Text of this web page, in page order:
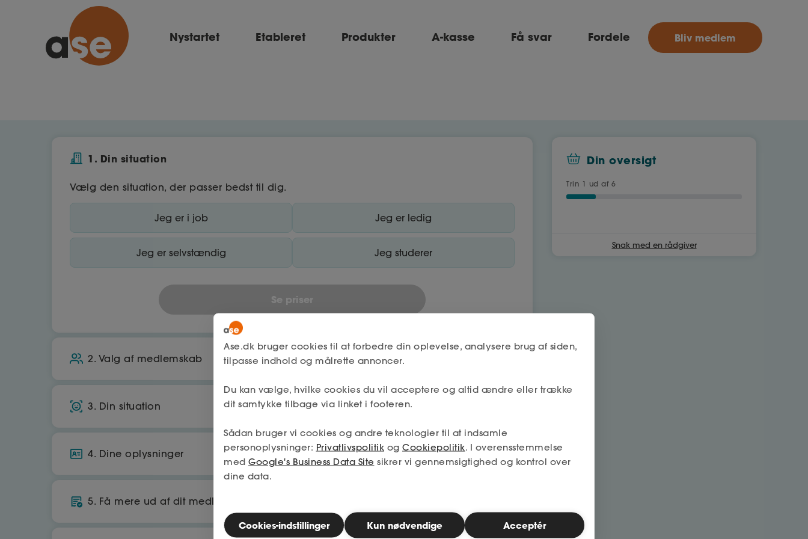
Ase
Nystartet Etableret Produkter A-kasse Få svar Fordele Bliv medlem
1. Din situation
Vælg den situation, der passer bedst til dig.
Jeg er i job Jeg er ledig
Jeg er selvstændig Jeg studerer
Se priser
2. Valg af medlemskab
A-kasse
Økonomisk tryghed, hvis du mister jobbet
Få op til 25.070 kr./md. i dagpenge
3. Din situation
Nej
Arbejder du primært i danmark?
Nej
4. Dine oplysninger
5. Få mere ud af dit medlemskab
Din oversigt
Trin 1 ud af 6
Snak med en rådgiver
Ase.dk bruger cookies til at forbedre din oplevelse, analysere brug af siden,
tilpasse indhold og målrette annoncer.
Du kan vælge, hvilke cookies du vil acceptere og altid ændre eller trække
dit samtykke tilbage via linket i footeren.
Sådan bruger vi cookies og andre teknologier til at indsamle
personoplysninger: Privatlivspolitik og Cookiepolitik. I overensstemmelse
med Google's Business Data Site sikrer vi gennemsigtighed og kontrol over
dine data.
Cookies-indstillinger Kun nødvendige Acceptér